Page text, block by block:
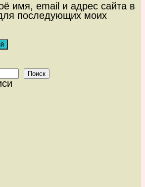
имя, email и адрес сайта в
последующих моих
Поиск